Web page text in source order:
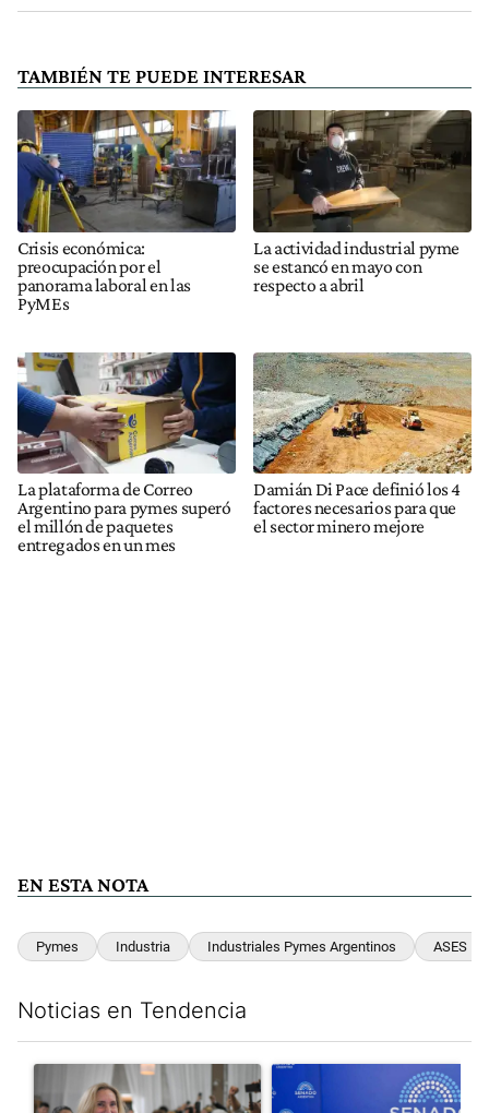
TAMBIÉN TE PUEDE INTERESAR
Crisis económica:
preocupación por el
panorama laboral en las
PyMEs
La actividad industrial pyme
se estancó en mayo con
respecto a abril
La plataforma de Correo
Argentino para pymes superó
el millón de paquetes
entregados en un mes
Damián Di Pace definió los 4
factores necesarios para que
el sector minero mejore
EN ESTA NOTA
Pymes Industria Industriales Pymes Argentinos ASES
Noticias en Tendencia
Un artículo de tendencia con el título "Karina Milei vuelve al
Un artículo de tendencia con